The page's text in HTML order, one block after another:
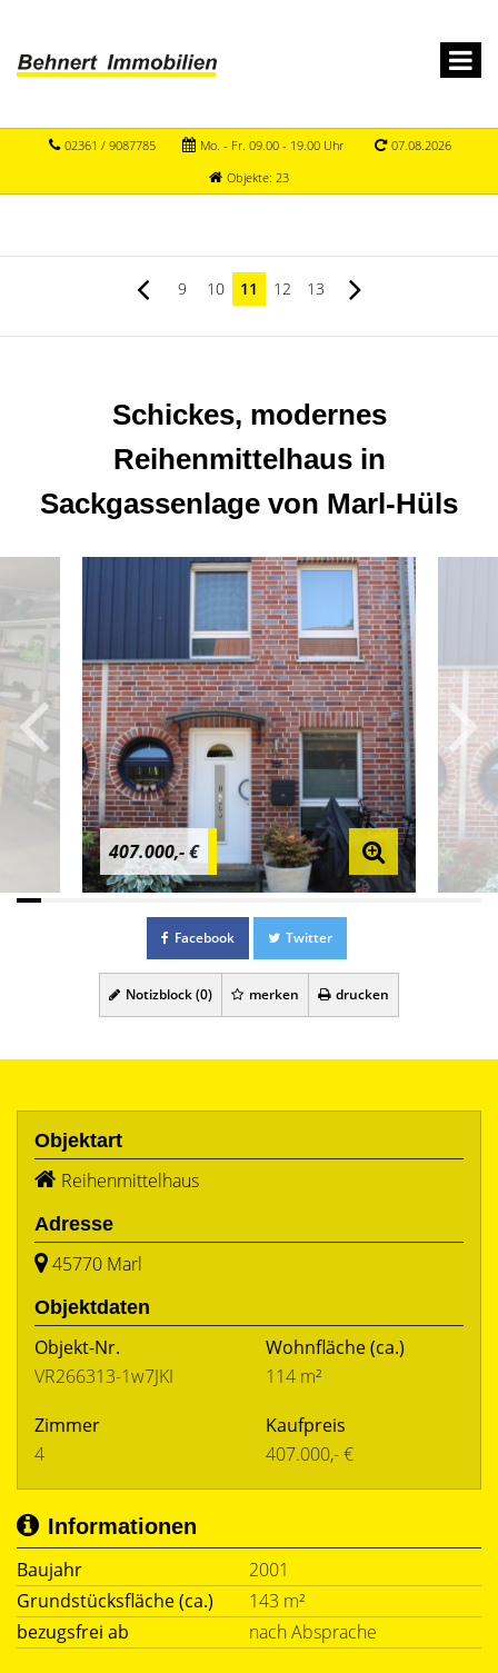
02361 / 9087785 Mo. - Fr. 09.00 - 19.00 Uhr
07.08.2026
Objekte: 23
9 10 11 12 13
Schickes, modernes
Reihenmittelhaus in
Sackgassenlage von Marl-Hüls
407.000,- €
Facebook Twitter
Notizblock (0) merken drucken
Objektart
Reihenmittelhaus
Adresse
45770 Marl
Objektdaten
Objekt-Nr.
VR266313-1w7JKI
Wohnfläche(ca.)
114 m²
Zimmer
4
Kaufpreis
407.000,- €
Informationen
Baujahr
2001
Grundstücksfläche (ca.)
143 m²
bezugsfrei ab
nach Absprache